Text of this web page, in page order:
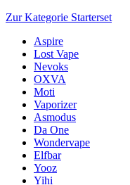
Zur Kategorie Starterset
Aspire
Lost Vape
Nevoks
OXVA
Moti
Vaporizer
Asmodus
Da One
Wondervape
Elfbar
Yooz
Yihi